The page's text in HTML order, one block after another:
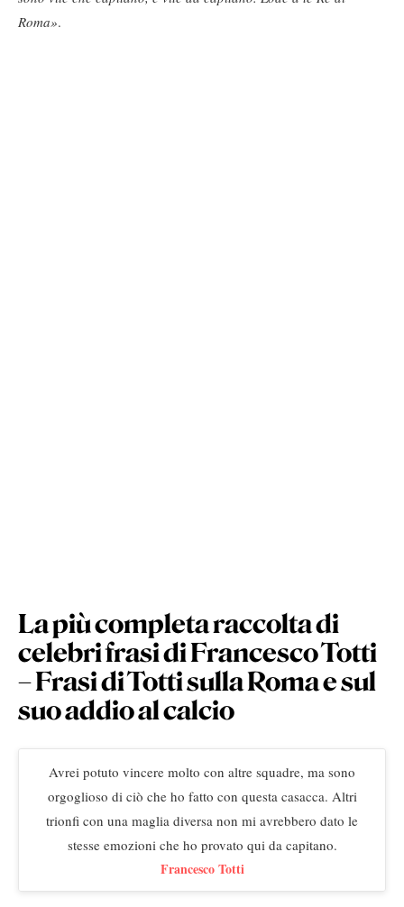
Roma».
La più completa raccolta di
celebri frasi di Francesco Totti
– Frasi di Totti sulla Roma e sul
suo addio al calcio
Avrei potuto vincere molto con altre squadre, ma sono
orgoglioso di ciò che ho fatto con questa casacca. Altri
trionfi con una maglia diversa non mi avrebbero dato le
stesse emozioni che ho provato qui da capitano.
Francesco Totti